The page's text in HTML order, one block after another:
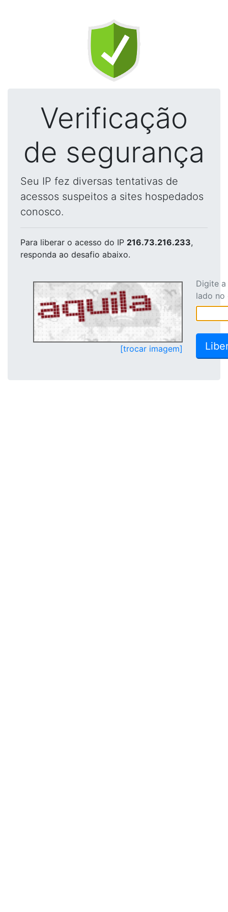
Verificação
de segurança
Seu IP fez diversas tentativas de
acessos suspeitos a sites hospedados
conosco.
Para liberar o acesso do IP 216.73.216.233,
responda ao desafio abaixo.
[trocar imagem]
Digite
lado no